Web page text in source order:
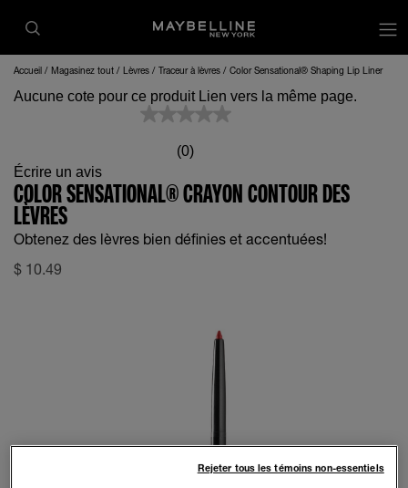
Accueil Magasinez tout Lèvres Traceur à lèvres Color Sensational® Shaping Lip Liner
Aucune cote pour ce produit Lien vers la même page.
(0)
Écrire un avis
COLOR SENSATIONAL® CRAYON CONTOUR DES
LÈVRES
Obtenez des lèvres bien définies et accentuées!
$ 10.49
Rejeter tous les témoins non-essentiels